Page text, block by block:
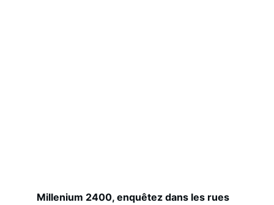
Millenium 2400, enquêtez dans les rues